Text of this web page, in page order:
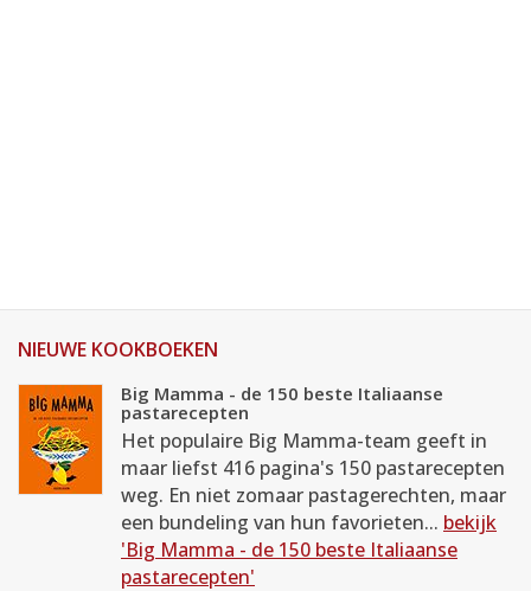
NIEUWE KOOKBOEKEN
Big Mamma - de 150 beste Italiaanse
pastarecepten
Het populaire Big Mamma-team geeft in
maar liefst 416 pagina's 150 pastarecepten
weg. En niet zomaar pastagerechten, maar
een bundeling van hun favorieten... bekijk
'Big Mamma - de 150 beste Italiaanse
pastarecepten'